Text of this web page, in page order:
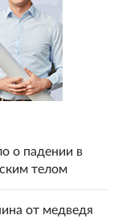
о падении в
телом
от медведя